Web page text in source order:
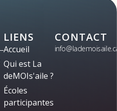
LIENS
Accueil
Qui est La
deMOIs'aile ?
Écoles
participantes
CONTACT